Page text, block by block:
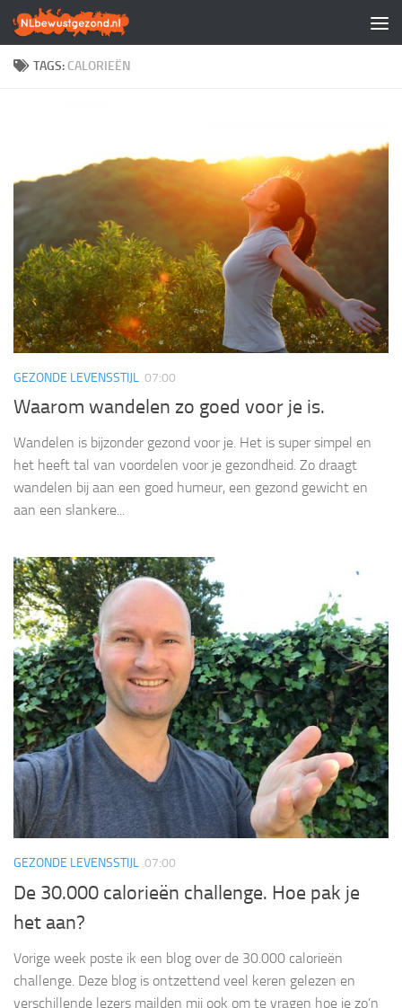
Doorgaan naar inhoud
TAGS: CALORIEËN
GEZONDE LEVENSSTIJL 07:00
Waarom wandelen zo goed voor je is.
Wandelen is bijzonder gezond voor je. Het is super simpel en
het heeft tal van voordelen voor je gezondheid. Zo draagt
wandelen bij aan een goed humeur, een gezond gewicht en
aan een slankere...
GEZONDE LEVENSSTIJL 07:00
De 30.000 calorieën challenge. Hoe pak je
het aan?
Vorige week poste ik een blog over de 30.000 calorieën
challenge. Deze blog is ontzettend veel keren gelezen en
verschillende lezers mailden mij ook om te vragen hoe je zo’n